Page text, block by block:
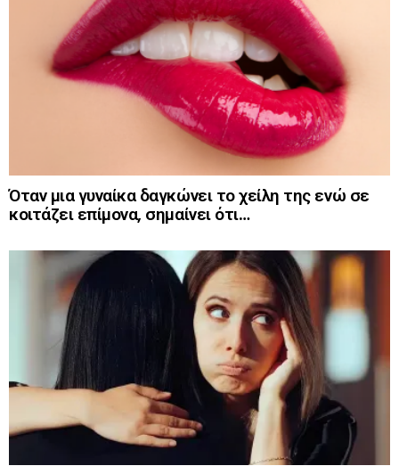
Όταν μια γυναίκα δαγκώνει το χείλη της ενώ σε
κοιτάζει επίμονα, σημαίνει ότι…